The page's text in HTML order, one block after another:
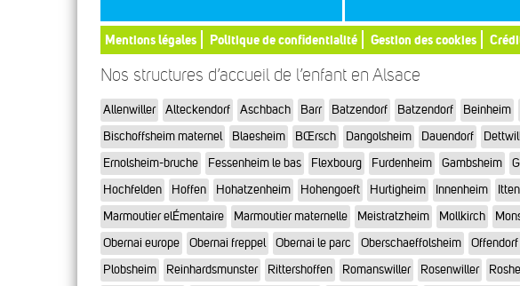
Mentions légales Politique de confidentialité Gestion des cookies
Nos structures d’accueil de l’enfant en Alsace
Allenwiller Alteckendorf Aschbach Barr Batzendorf Batzendorf Beinheim
Bischoffsheim maternel
Blaesheim BŒrsch Dangolsheim Dauendorf
Ernolsheim-bruche
Fessenheim le bas Flexbourg Furdenheim Gambsheim
Hochfelden
Hoffen Hohatzenheim Hohengoeft Hurtigheim Innenheim
Marmoutier elÉmentaire
Marmoutier maternelle Meistratzheim Mollkirch
Obernai europe
Obernai freppel Obernai le parc Oberschaeffolsheim
Plobsheim
Reinhardsmunster Rittershoffen Romanswiller Rosenwiller